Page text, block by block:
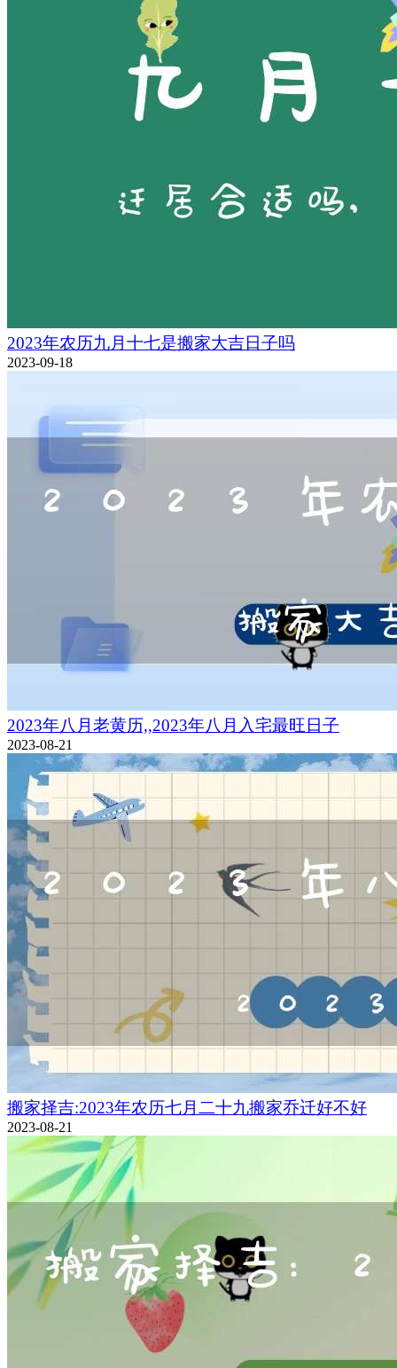
2023年农历九月十七是搬家大吉日子吗
2023-09-18
2023年八月老黄历,,2023年八月入宅最旺日子
2023-08-21
搬家择吉:2023年农历七月二十九搬家乔迁好不好
2023-08-21